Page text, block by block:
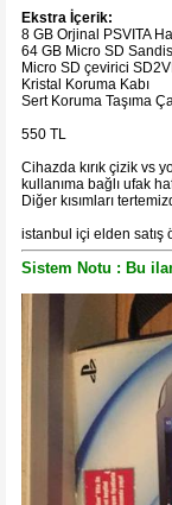
Ekstra İçerik:
8 GB Orjinal PSVITA
64 GB Micro SD
Micro SD çevirici
Kristal Koruma Kabı
Sert Koruma Taşıma
550 TL
Cihazda kırık çizik vs
kullanıma bağlı ufak
Diğer kısımları
istanbul içi elden satış
Sistem Notu : Bu